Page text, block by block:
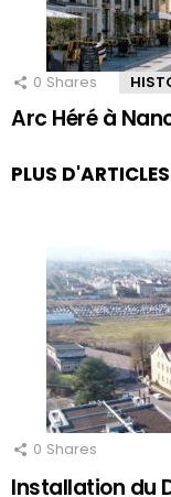
0 Shares
Arc Héré à
PLUS
0 Shares
Installation du